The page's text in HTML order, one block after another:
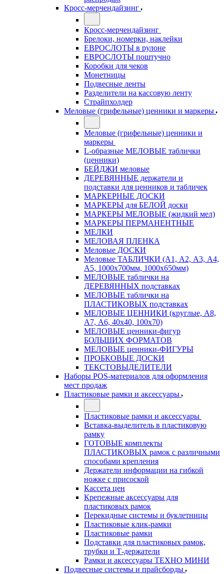
Кросс-мерчендайзинг
Кросс-мерчендайзинг
Брелоки, номерки, наклейки
ЕВРОСЛОТЫ в рулоне
ЕВРОСЛОТЫ поштучно
Коробки для чеков
Монетницы
Подвесные ленты
Разделители на кассовую ленту
Страйпхолдер
Меловые (грифельные) ценники и маркеры
Меловые (грифельные) ценники и
маркеры
L-образные МЕЛОВЫЕ таблички
(ценники)
БЕЙДЖИ меловые
ДЕРЕВЯННЫЕ держатели и
подставки для ценников и табличек
МАРКЕРНЫЕ ДОСКИ
МАРКЕРЫ для БЕЛОЙ доски
МАРКЕРЫ МЕЛОВЫЕ (жидкий мел)
МАРКЕРЫ ПЕРМАНЕНТНЫЕ
МЕЛКИ
МЕЛОВАЯ ПЛЕНКА
Меловые ДОСКИ
Меловые ТАБЛИЧКИ (А1, А2, А3, А4,
А5, 1000х700мм, 1000х650мм)
МЕЛОВЫЕ таблички на
ДЕРЕВЯННЫХ подставках
МЕЛОВЫЕ таблички на
ПЛАСТИКОВЫХ подставках
МЕЛОВЫЕ ЦЕННИКИ (круглые, А8,
А7, А6, 40х40, 100х70)
МЕЛОВЫЕ ценники-фигур
БОЛЬШИХ ФОРМАТОВ
МЕЛОВЫЕ ценники-ФИГУРЫ
ПРОБКОВЫЕ ДОСКИ
ТЕКСТОВЫДЕЛИТЕЛИ
Наборы POS-материалов для оформления
мест продаж
Пластиковые рамки и аксессуары
Пластиковые рамки и аксессуары
Вставка-выделитель в пластиковую
рамку
ГОТОВЫЕ комплекты
ПЛАСТИКОВЫХ рамок с различными
способами крепления
Держатели информации на гибкой
ножке с присоской
Кассета цен
Крепежные аксессуары для
пластиковых рамок
Перекидные системы и буклетницы
Пластиковые клик-рамки
Пластиковые рамки
Подставки для пластиковых рамок,
трубки и Т-держатели
Рамки и аксессуары ТЕХНО МИНИ
Подвесные системы и прайсборды